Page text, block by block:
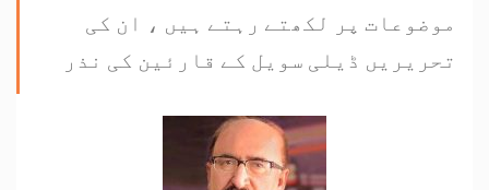
موضوعات پر لکھتے رہتے ہیں ، ان کی
تحریریں ڈیلی سویل کے قارئین کی نذر